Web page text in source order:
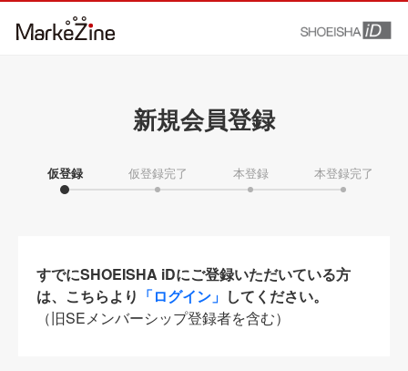
新規会員登録
仮登録 仮登録完了 本登録 本登録完了
すでにSHOEISHA iDにご登録いただいている方
は、こちらより 「ログイン」 してください。
（旧SEメンバーシップ登録者を含む）